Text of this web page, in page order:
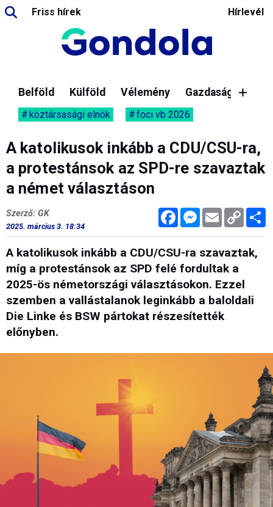
Friss hírek Hírlevél
Belföld Külföld Vélemény Gazdaság
köztársasági elnök foci vb 2026
A katolikusok inkább a CDU/CSU-ra,
a protestánsok az SPD-re szavaztak
a német választáson
FacebookMessenger
Email Copy
Link
Szerző: GK
2025. március 3. 18:34
A katolikusok inkább a CDU/CSU-ra szavaztak,
míg a protestánsok az SPD felé fordultak a
2025-ös németországi választásokon. Ezzel
szemben a vallástalanok leginkább a baloldali
Die Linke és BSW pártokat részesítették
előnyben.